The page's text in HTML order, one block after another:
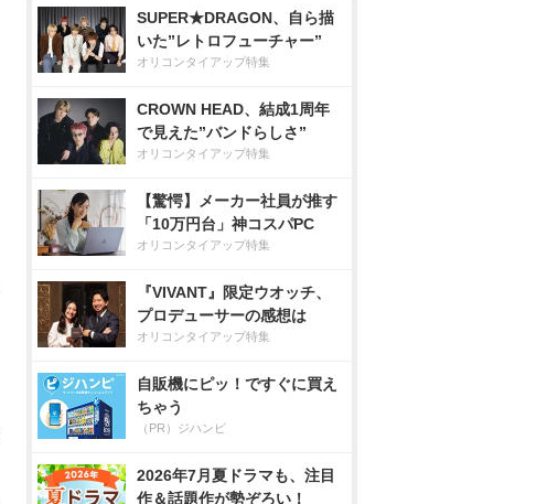
SUPER★DRAGON、自ら描
いた”レトロフューチャー”
オリコンタイアップ特集
CROWN HEAD、結成1周年
で見えた”バンドらしさ”
オリコンタイアップ特集
【驚愕】メーカー社員が推す
「10万円台」神コスパPC
オリコンタイアップ特集
『VIVANT』限定ウオッチ、
プロデューサーの感想は
オリコンタイアップ特集
自販機にピッ！ですぐに買え
ちゃう
（PR）ジハンピ
2026年7月夏ドラマも、注目
作＆話題作が勢ぞろい！